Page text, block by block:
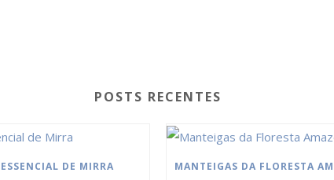
POSTS RECENTES
DE MIRRA